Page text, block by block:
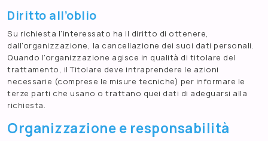
Diritto all’oblio
Su richiesta l’interessato ha il diritto di ottenere,
dall’organizzazione, la cancellazione dei suoi dati personali.
Quando l’organizzazione agisce in qualità di titolare del
trattamento, il Titolare deve intraprendere le azioni
necessarie (comprese le misure tecniche) per informare le
terze parti che usano o trattano quei dati di adeguarsi alla
richiesta.
Organizzazione e responsabilità